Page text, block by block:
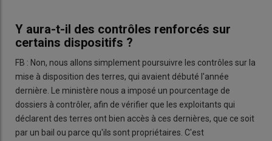
Y aura-t-il des contrôles renforcés sur
certains dispositifs ?
FB : Non, nous allons simplement poursuivre les contrôles sur la
mise à disposition des terres, qui avaient débuté l'année
dernière. Le ministère nous a imposé un pourcentage de
dossiers à contrôler, afin de vérifier que les exploitants qui
déclarent des terres ont bien accès à ces dernières, que ce soit
par un bail ou parce qu'ils sont propriétaires. C'est